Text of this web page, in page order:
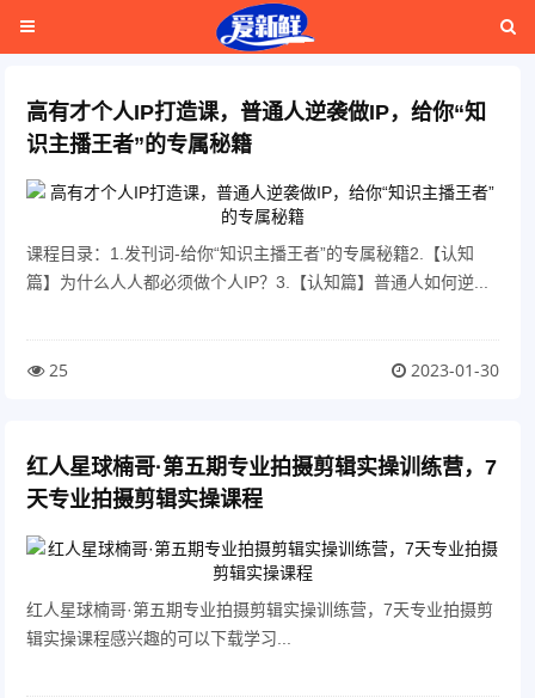
高有才个人IP打造课，普通人逆袭做IP，给你“知
识主播王者”的专属秘籍
课程目录：1.发刊词-给你“知识主播王者”的专属秘籍2.【认知
篇】为什么人人都必须做个人IP？3.【认知篇】普通人如何逆...
25 2023-01-30
红人星球楠哥·第‮期五‬专业拍‮剪摄‬辑实操训练营，7
天专业拍摄剪辑实操课程
红人星球楠哥·第‮期五‬专业拍‮剪摄‬辑实操训练营，7天专业拍摄剪
辑实操课程感兴趣的可以下载学习...